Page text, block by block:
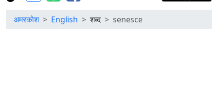
अमरकोश English शब्द senesce